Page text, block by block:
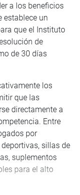
a los beneficios
establece un
que el Instituto
de
de 30 días
los
que las
directamente a
Entre
por
sillas de
suplementos
para el alto